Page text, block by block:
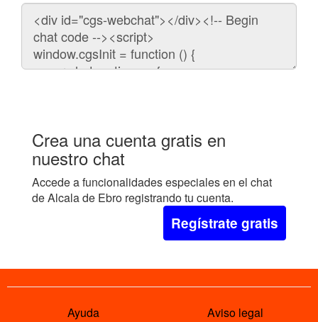
Código
para
embeber
chat
Crea una cuenta gratis en
nuestro chat
Accede a funcionalidades especiales en el chat
de Alcala de Ebro registrando tu cuenta.
Regístrate gratis
Ayuda Aviso legal